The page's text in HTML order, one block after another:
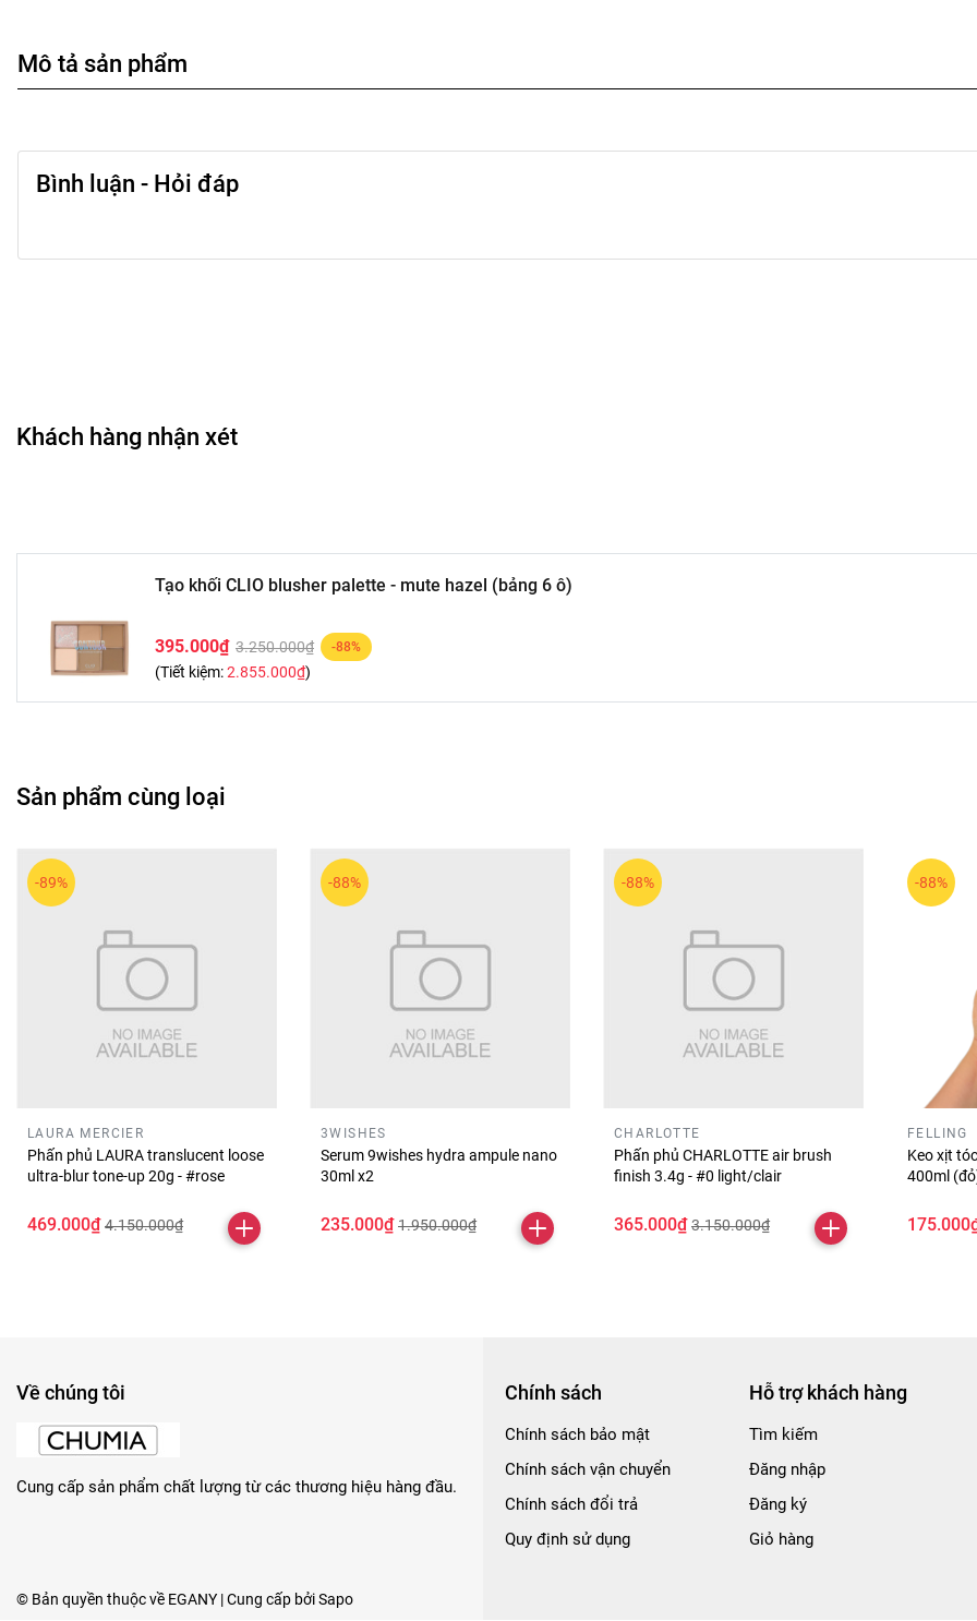
Mô tả sản phẩm
Bình luận - Hỏi đáp
Khách hàng nhận xét
Tạo khối CLIO blusher palette - mute hazel (bảng 6 ô)
395.000₫ 3.250.000₫ -88%
(Tiết kiệm:2.855.000₫)
Sản phẩm cùng loại
-89%
LAURA MERCIER
Phấn phủ LAURA translucent loose
ultra-blur tone-up 20g - #rose
469.000₫ 4.150.000₫
-88%
3WISHES
Serum 9wishes hydra ampule nano
30ml x2
235.000₫ 1.950.000₫
-88%
CHARLOTTE
Phấn phủ CHARLOTTE air brush
finish 3.4g - #0 light/clair
365.000₫ 3.150.000₫
-88%
FELLING
Keo xịt
400ml
Về chúng tôi
Cung cấp sản phẩm chất lượng từ các thương hiệu hàng đầu.
Chính sách
Chính sách bảo mật
Chính sách vận chuyển
Chính sách đổi trả
Quy định sử dụng
Hỗ trợ khách hàng
Tìm kiếm
Đăng nhập
Đăng ký
Giỏ hàng
© Bản quyền thuộc về EGANY | Cung cấp bởiSapo